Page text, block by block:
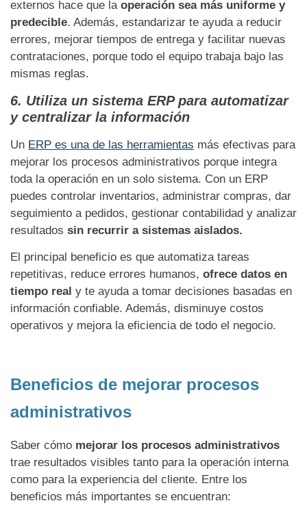
externos hace que la operación sea más uniforme y
predecible. Además, estandarizar te ayuda a reducir
errores, mejorar tiempos de entrega y facilitar nuevas
contrataciones, porque todo el equipo trabaja bajo las
mismas reglas.
6. Utiliza un sistema ERP para automatizar
y centralizar la información
Un ERP es una de las herramientas más efectivas para
mejorar los procesos administrativos porque integra
toda la operación en un solo sistema. Con un ERP
puedes controlar inventarios, administrar compras, dar
seguimiento a pedidos, gestionar contabilidad y analizar
resultados sin recurrir a sistemas aislados.
El principal beneficio es que automatiza tareas
repetitivas, reduce errores humanos, ofrece datos en
tiempo real y te ayuda a tomar decisiones basadas en
información confiable. Además, disminuye costos
operativos y mejora la eficiencia de todo el negocio.
Beneficios de mejorar procesos
administrativos
Saber cómo mejorar los procesos administrativos
trae resultados visibles tanto para la operación interna
como para la experiencia del cliente. Entre los
beneficios más importantes se encuentran: